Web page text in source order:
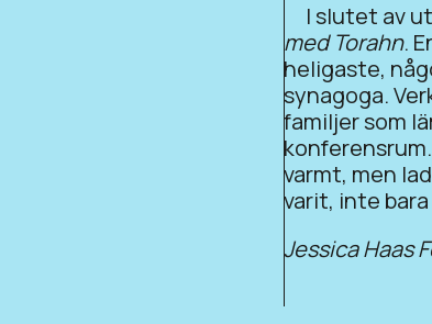
I slutet av
med Torahn.
heligaste,
synagoga.
familjer som
varmt, men
varit, inte
Jessica Haas